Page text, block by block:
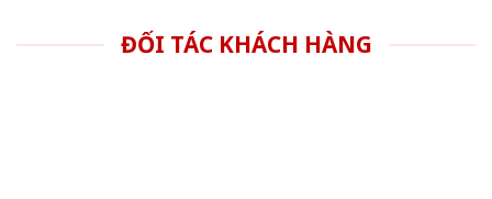
ĐỐI TÁC KHÁCH HÀNG